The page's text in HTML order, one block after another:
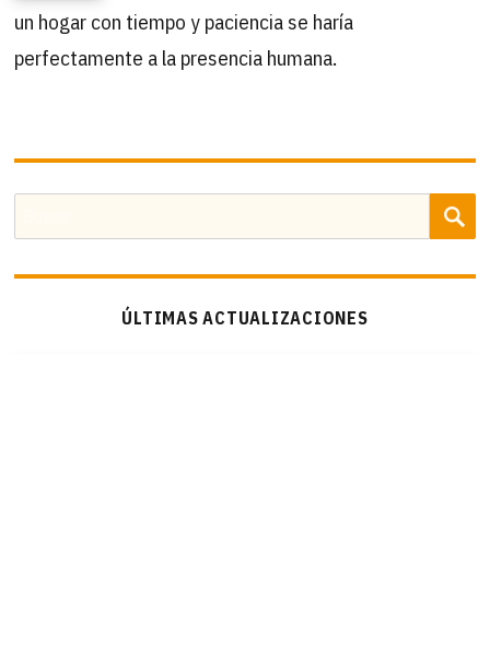
un hogar con tiempo y paciencia se haría
perfectamente a la presencia humana.
por:
ÚLTIMAS ACTUALIZACIONES